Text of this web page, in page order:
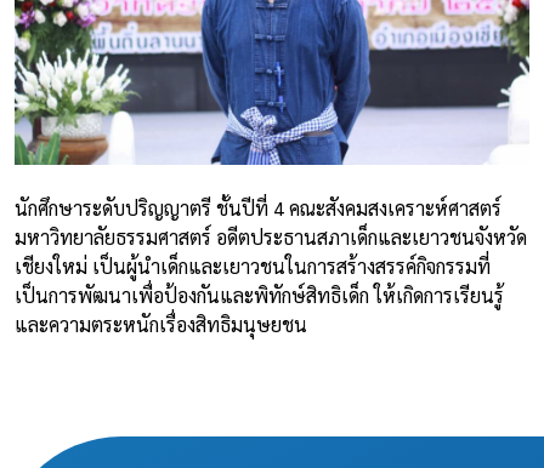
นักศึกษาระดับปริญญาตรี ชั้นปีที่ 4 คณะสังคมสงเคราะห์ศาสตร์
มหาวิทยาลัยธรรมศาสตร์ อดีตประธานสภาเด็กและเยาวชนจังหวัด
เชียงใหม่ เป็นผู้นำเด็กและเยาวชนในการสร้างสรรค์กิจกรรมที่
เป็นการพัฒนาเพื่อป้องกันและพิทักษ์สิทธิเด็ก ให้เกิดการเรียนรู้
และความตระหนักเรื่องสิทธิมนุษยชน